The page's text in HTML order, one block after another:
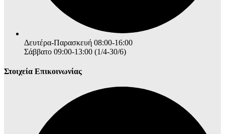
Δευτέρα-Παρασκευή 08:00-16:00
Σάββατο 09:00-13:00 (1/4-30/6)
Στοιχεία Επικοινωνίας